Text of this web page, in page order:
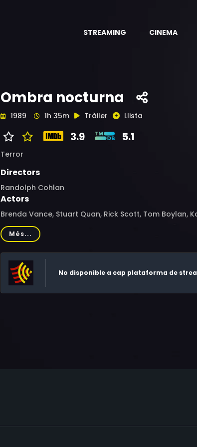
STREAMING CINEMA
Ombra nocturna
1989 1h 35m Tràiler Llista
3.9 5.1
Terror
Directors
Randolph Cohlan
Actors
Brenda Vance, Stuart Quan, Rick Scott, Tom Boylan,
Orien Richman
Més...
No disponible a cap plataforma de